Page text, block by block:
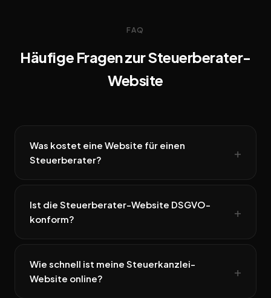
FAQ
Häufige Fragen zur Steuerberater-
Website
Was kostet eine Website für einen
Steuerberater?
Ist die Steuerberater-Website DSGVO-
konform?
Wie schnell ist meine Steuerkanzlei-
Website online?